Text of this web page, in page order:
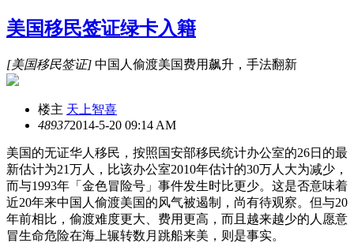
美国移民签证绿卡入籍
[美国移民签证] 中国人偷渡美国费用飙升，手法翻新
楼主 天上智喜
489372014-5-20 09:14 AM
美国的无证华人移民，按照国安部移民统计办公室的26日的最
新估计为21万人，比该办公室2010年估计的30万人大为减少，
而与1993年「金色冒险号」事件发生时比更少。这是否意味着
近20年来中国人偷渡美国的风气被遏制，尚有待观察。但与20
年前相比，偷渡难度更大、费用更高，而且越来越少的人愿意
冒生命危险在海上辗转数月跳船来美，则是事实。